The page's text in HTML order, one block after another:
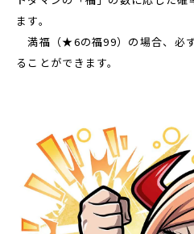
ます。
満福（★6の福99）の場合、必
ることができます。